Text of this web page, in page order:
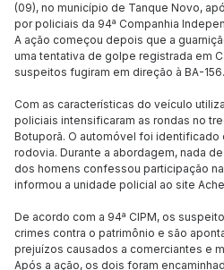
(09), no município de Tanque Novo,
por policiais da 94ª Companhia
A ação começou depois que a
uma tentativa de golpe registrada em
suspeitos fugiram em direção à BA-156.
Com as características do veículo
policiais intensificaram as rondas no
Botuporã. O automóvel foi identificado
rodovia. Durante a abordagem, nada
dos homens confessou participação
informou a unidade policial ao site
De acordo com a 94ª CIPM, os
crimes contra o patrimônio e são
prejuízos causados a comerciantes e
Após a ação, os dois foram